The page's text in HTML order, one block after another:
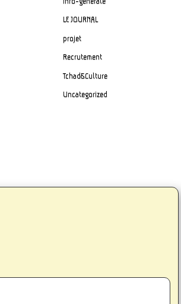
LE JOURNAL
projet
Recrutement
Tchad&Culture
Uncategorized